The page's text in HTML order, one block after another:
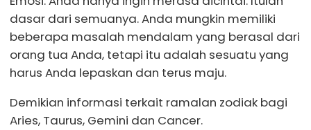
dasar dari semuanya. Anda mungkin memiliki
beberapa masalah mendalam yang berasal dari
orang tua Anda, tetapi itu adalah sesuatu yang
harus Anda lepaskan dan terus maju.
Demikian informasi terkait ramalan zodiak bagi
Aries, Taurus, Gemini dan Cancer.